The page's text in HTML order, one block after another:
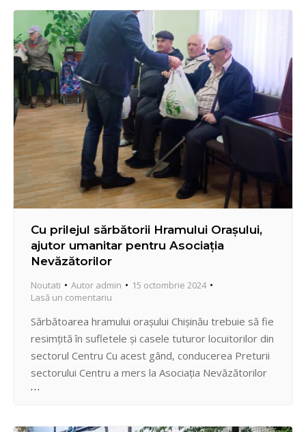
dispus imediat restaurarea porțiunii afectate…
Cu prilejul sărbătorii Hramului Orașului,
ajutor umanitar pentru Asociația
Nevăzătorilor
Noutati Autor admin
15 octombrie 2024
Lasă un comentariu
Sărbătoarea hramului orașului Chișinău trebuie să fie
resimțită în sufletele și casele tuturor locuitorilor din
sectorul Centru Cu acest gând, conducerea Preturii
sectorului Centru a mers la Asociația Nevăzătorilor
pentru a oferi membrilor care sunt locuitori ai
însemn al spiritului sărbătorii, grijii și protecției față